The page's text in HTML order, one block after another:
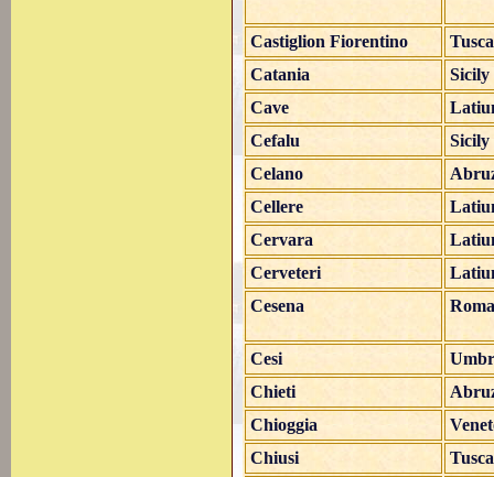
Castiglion Fiorentino
Catania
Sicily
Cave
Cefalu
Sicily
Celano
Cellere
Cervara
Cerveteri
Cesena
Cesi
Chieti
Chioggia
Chiusi